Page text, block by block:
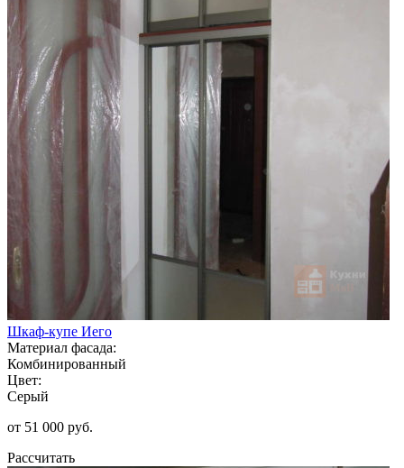
Шкаф-купе Иего
Материал фасада:
Комбинированный
Цвет:
Серый
от 51 000 руб.
Рассчитать